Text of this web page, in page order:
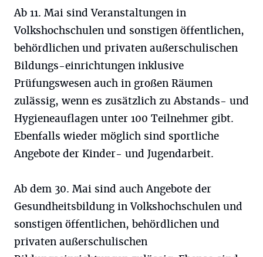
Ab 11. Mai sind Veranstaltungen in
Volkshochschulen und sonstigen öffentlichen,
behördlichen und privaten außerschulischen
Bildungs-einrichtungen inklusive
Prüfungswesen auch in großen Räumen
zulässig, wenn es zusätzlich zu Abstands- und
Hygieneauflagen unter 100 Teilnehmer gibt.
Ebenfalls wieder möglich sind sportliche
Angebote der Kinder- und Jugendarbeit.
Ab dem 30. Mai sind auch Angebote der
Gesundheitsbildung in Volkshochschulen und
sonstigen öffentlichen, behördlichen und
privaten außerschulischen